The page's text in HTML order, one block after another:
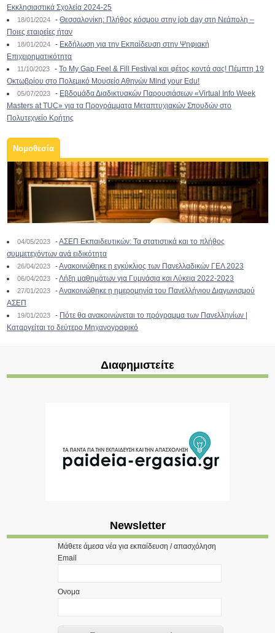
Εκκλησιαστικά Σχολεία 2024-25
18/01/2024 -Θεσσαλονίκη: Πλήθος κόσμου στην job day στη Νεάπολη –
Ποιες εταιρείες ήταν
18/01/2024 - Εκδήλωση για την Εκπαίδευση στην Ψηφιακή
Επιχειρηματικότητα
11/10/2023 -To My Gap Feel & Fill Festival και φέτος κοντά σας! Πέμπτη 19
Οκτωβρίου στο Πολεμικό Μουσείο Αθηνών Mind your Edu!
05/07/2023 - Εβδομάδα Διαδικτυακών Παρουσιάσεων «Virtual Info Week
Masters at TUC» για τα Προγράμματα Μεταπτυχιακών Σπουδών στο
Πολυτεχνείο Κρήτης
Νομοθεσία
04/05/2023 -ΑΣΕΠ Εκπαιδευτικών: Τα στατιστικά και το πλήθος
συμμετεχόντων ανά ειδικότητα
26/04/2023 -Ανακοινώθηκε η εγκύκλιος των Πανελλαδικών ΓΕΛ 2023
06/04/2023 -Λήξη μαθημάτων για Γυμνάσια και Λύκεια 2022-2023
27/01/2023 -Ανακοινώθηκε η ημερομηνία του Πανελλήνιου Διαγωνισμού
ΑΣΕΠ
19/01/2023 - Πότε θα ανακοινώνεται το πρόγραμμα των Πανελληνίων |
Καταργείται το δεύτερο Μηχανογραφικό
Διαφημιστείτε
Newsletter
Μάθετε άμεσα νέα για εκπαίδευση / απασχόληση
Email
Ονομα